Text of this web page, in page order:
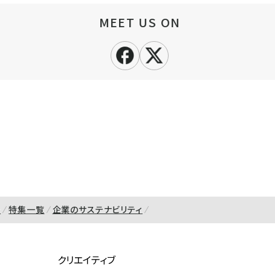
MEET US ON
特集一覧 企業のサステナビリティ
クリエイティブ